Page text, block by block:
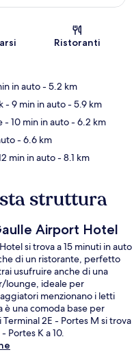
Ristoranti
in auto- 5.2 km
- 9 min in auto- 5.9 km
- 10 min in auto- 6.2 km
- 6.6 km
min in auto- 8.1 km
struttura
Airport Hotel
si trova a 15 minuti in auto
di un ristorante, perfetto
usufruire anche di una
lounge, ideale per
menzionano i letti
è una comoda base per
2E - Portes M si trova
Portes K a 10.